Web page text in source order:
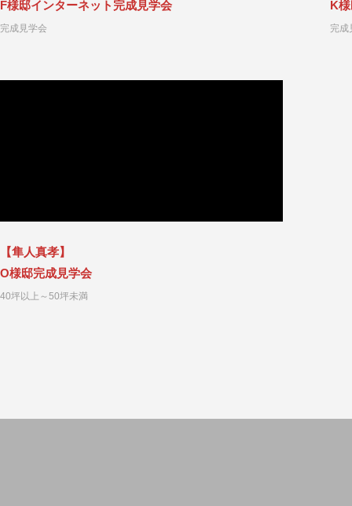
F様邸インターネット完成見学会
完成見学会
K
完成
【隼人真孝】
O様邸完成見学会
40坪以上～50坪未満